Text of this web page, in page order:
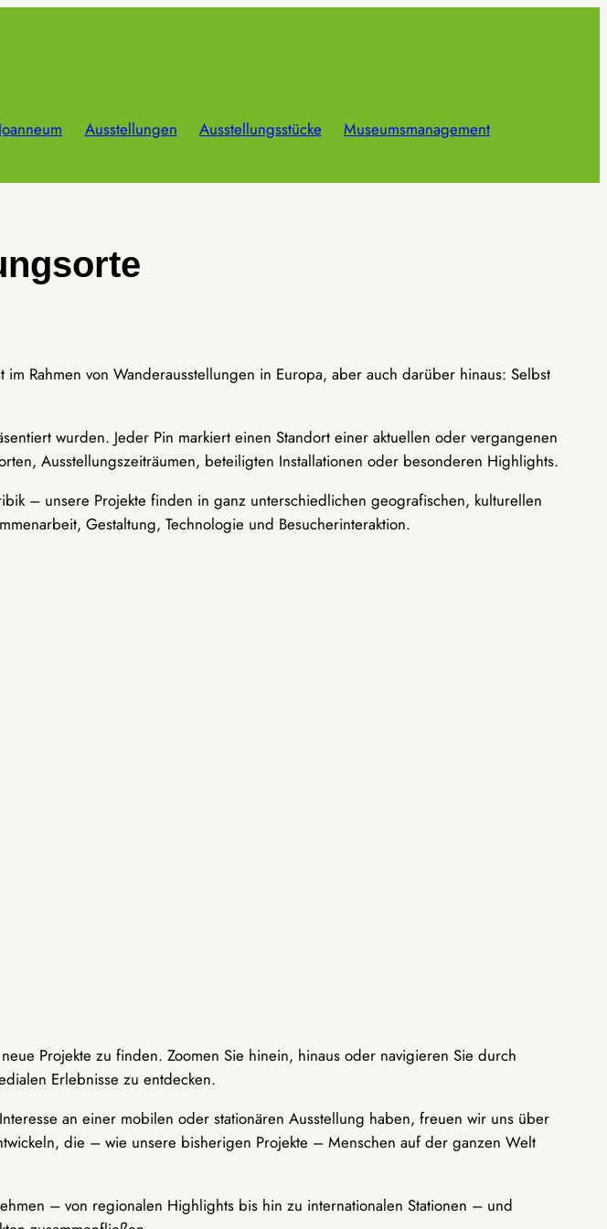
Ausstellungen Ausstellungsstücke
Museumsmanagement
Rahmen von Wanderausstellungen in Europa, aber auch darüber hinaus: Selbst
wurden. Jeder Pin markiert einen Standort einer aktuellen oder vergangenen
Ausstellungszeiträumen, beteiligten Installationen oder besonderen Highlights.
– unsere Projekte finden in ganz unterschiedlichen geografischen, kulturellen
Gestaltung, Technologie und Besucherinteraktion.
Projekte zu finden. Zoomen Sie hinein, hinaus oder navigieren Sie durch
Erlebnisse zu entdecken.
an einer mobilen oder stationären Ausstellung haben, freuen wir uns über
die – wie unsere bisherigen Projekte – Menschen auf der ganzen Welt
– von regionalen Highlights bis hin zu internationalen Stationen – und